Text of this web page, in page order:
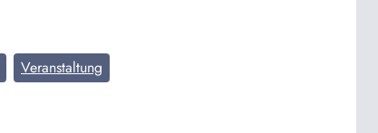
Veranstaltung